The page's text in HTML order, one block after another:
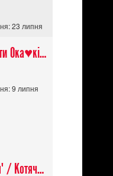
23 липня
Люпен ІІІ проти Ока♥кішки / Lupin III vs Cats Eye Movie
9 липня
"Котячий Загін" / Котячий апокаліпсис / Cat Shit One